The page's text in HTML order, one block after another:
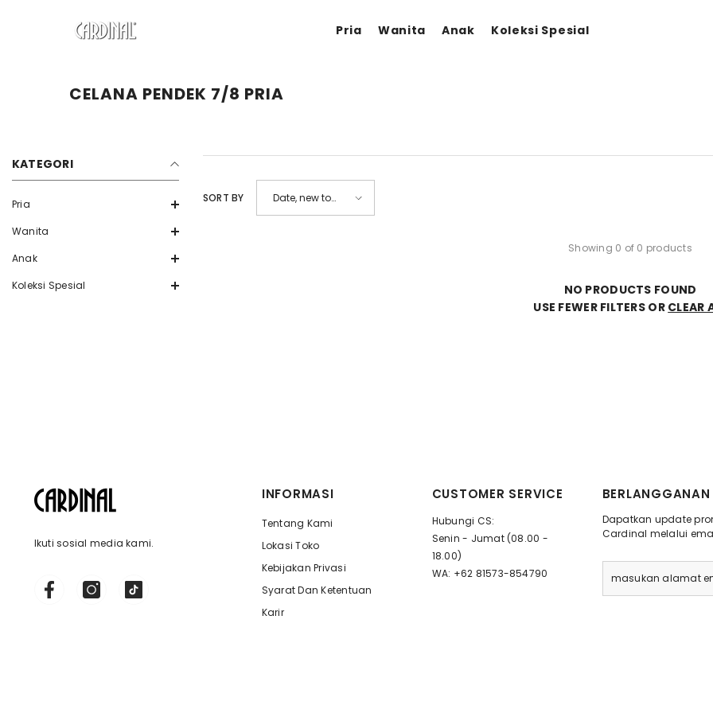
Pria
Wanita Anak Koleksi Spesial
CELANA PENDEK 7/8 PRIA
KATEGORI
Pria
Wanita
Anak
Koleksi Spesial
SORT BY
Date, new to
Showing 0 of 0 products
NO PRODUCTS FOUND
USE FEWER FILTERS OR CLEAR
Ikuti sosial media kami.
INFORMASI
Tentang Kami
Lokasi Toko
Kebijakan Privasi
Syarat Dan Ketentuan
Karir
CUSTOMER SERVICE
Hubungi CS:
Senin - Jumat (08.00 -
18.00)
WA: +62 81573-854790
BERLANGGANAN
Dapatkan update
Cardinal melalui